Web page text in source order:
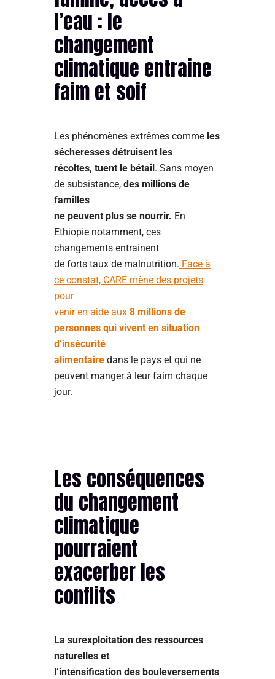
l’eau : le
changement
climatique entraine
faim et soif
Les phénomènes extrêmes comme les
sécheresses détruisent les
récoltes, tuent le bétail. Sans moyen
de subsistance, des millions de
familles
ne peuvent plus se nourrir. En
Ethiopie notamment, ces
changements entrainent
de forts taux de malnutrition. Face à
ce constat, CARE mène des projets
pour
venir en aide aux 8 millions de
personnes qui vivent en situation
d’insécurité
alimentaire dans le pays et qui ne
peuvent manger à leur faim chaque
jour.
Les conséquences
du changement
climatique
pourraient
exacerber les
conflits
La surexploitation des ressources
naturelles et
l’intensification des bouleversements